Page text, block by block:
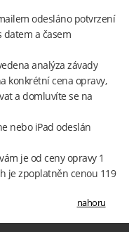
odesláno potvrzení
datem a časem
analýza závady
konkrétní cena opravy,
a domluvíte se na
nebo iPad odeslán
je od ceny opravy 1
je zpoplatněn cenou 119
nahoru